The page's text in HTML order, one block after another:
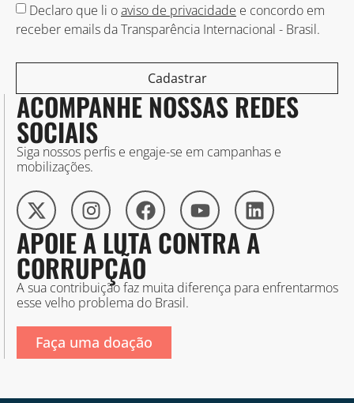
Declaro que li oaviso de privacidade e concordo em
receber emails da Transparência Internacional - Brasil.
Cadastrar
ACOMPANHE NOSSAS REDES
SOCIAIS
Siga nossos perfis e engaje-se em campanhas e
mobilizações.
APOIE A LUTA CONTRA A
CORRUPÇÃO
A sua contribuição faz muita diferença para enfrentarmos
esse velho problema do Brasil.
Faça uma doação